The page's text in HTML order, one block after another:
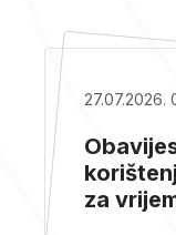
27.07.2026.
za